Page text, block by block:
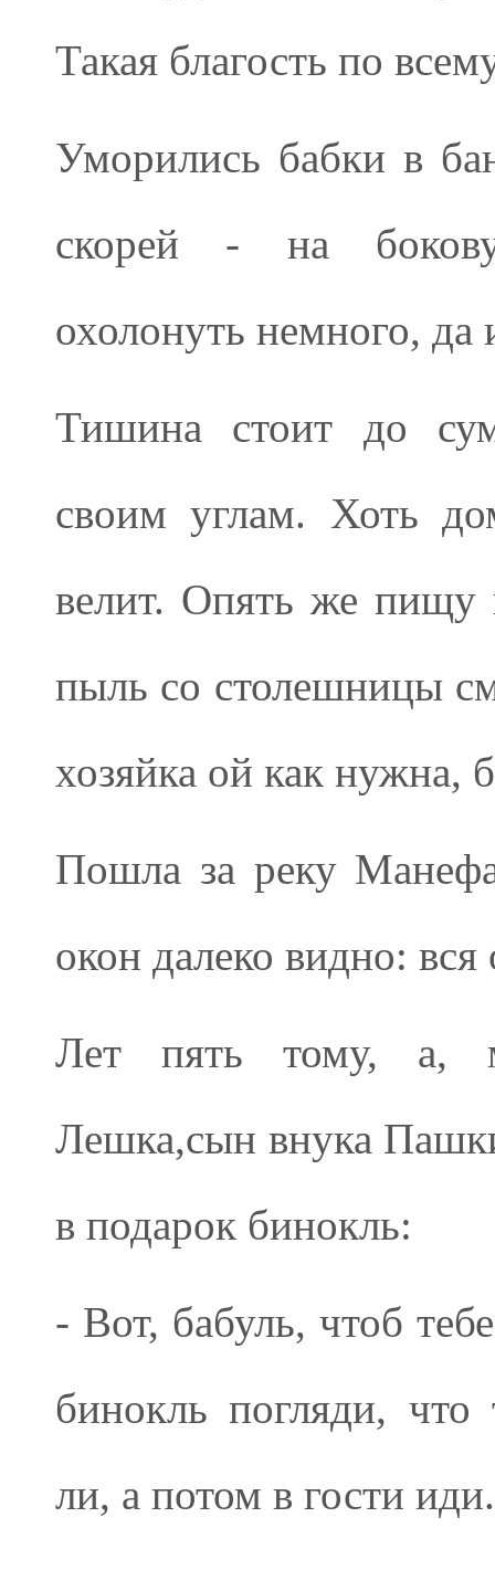
Такая благость по
Уморились бабки в
скорей - на
охолонуть немного, да
Тишина стоит до
своим углам. Хоть
велит. Опять же пищу
пыль со столешницы
хозяйка ой как нужна,
Пошла за реку
окон далеко видно:
Лет пять тому, а,
Лешка,сын внука
в подарок бинокль:
- Вот, бабуль, чтоб
бинокль погляди,
ли, а потом в гости иди.